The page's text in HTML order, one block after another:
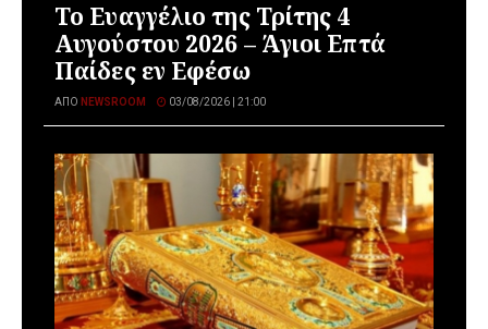
Το Ευαγγέλιο της Τρίτης 4
Αυγούστου 2026 – Άγιοι Επτά
Παίδες εν Εφέσω
ΑΠΌ NEWSROOM 03/08/2026 | 21:00